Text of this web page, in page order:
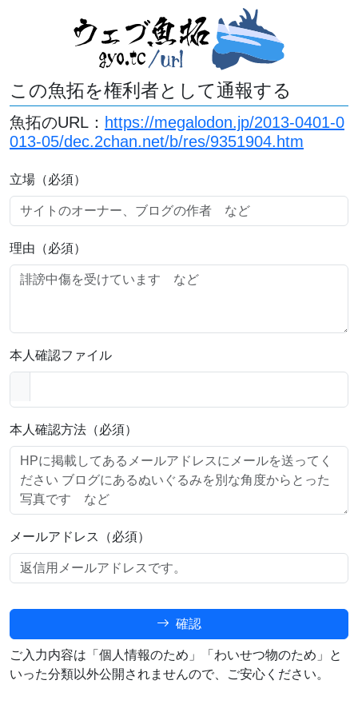
この魚拓を権利者として通報する
魚拓のURL： https://megalodon.jp/2013-0401-0
013-05/dec.2chan.net/b/res/9351904.htm
立場（必須）
理由（必須）
本人確認ファイル
本人確認方法（必須）
メールアドレス（必須）
確認
ご入力内容は「個人情報のため」「わいせつ物のため」と
いった分類以外公開されませんので、ご安心ください。